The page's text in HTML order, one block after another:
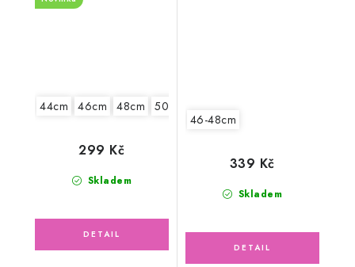
44cm 46cm 48cm 50cm
Skladem
299 Kč
46-48cm
Skladem
339 Kč